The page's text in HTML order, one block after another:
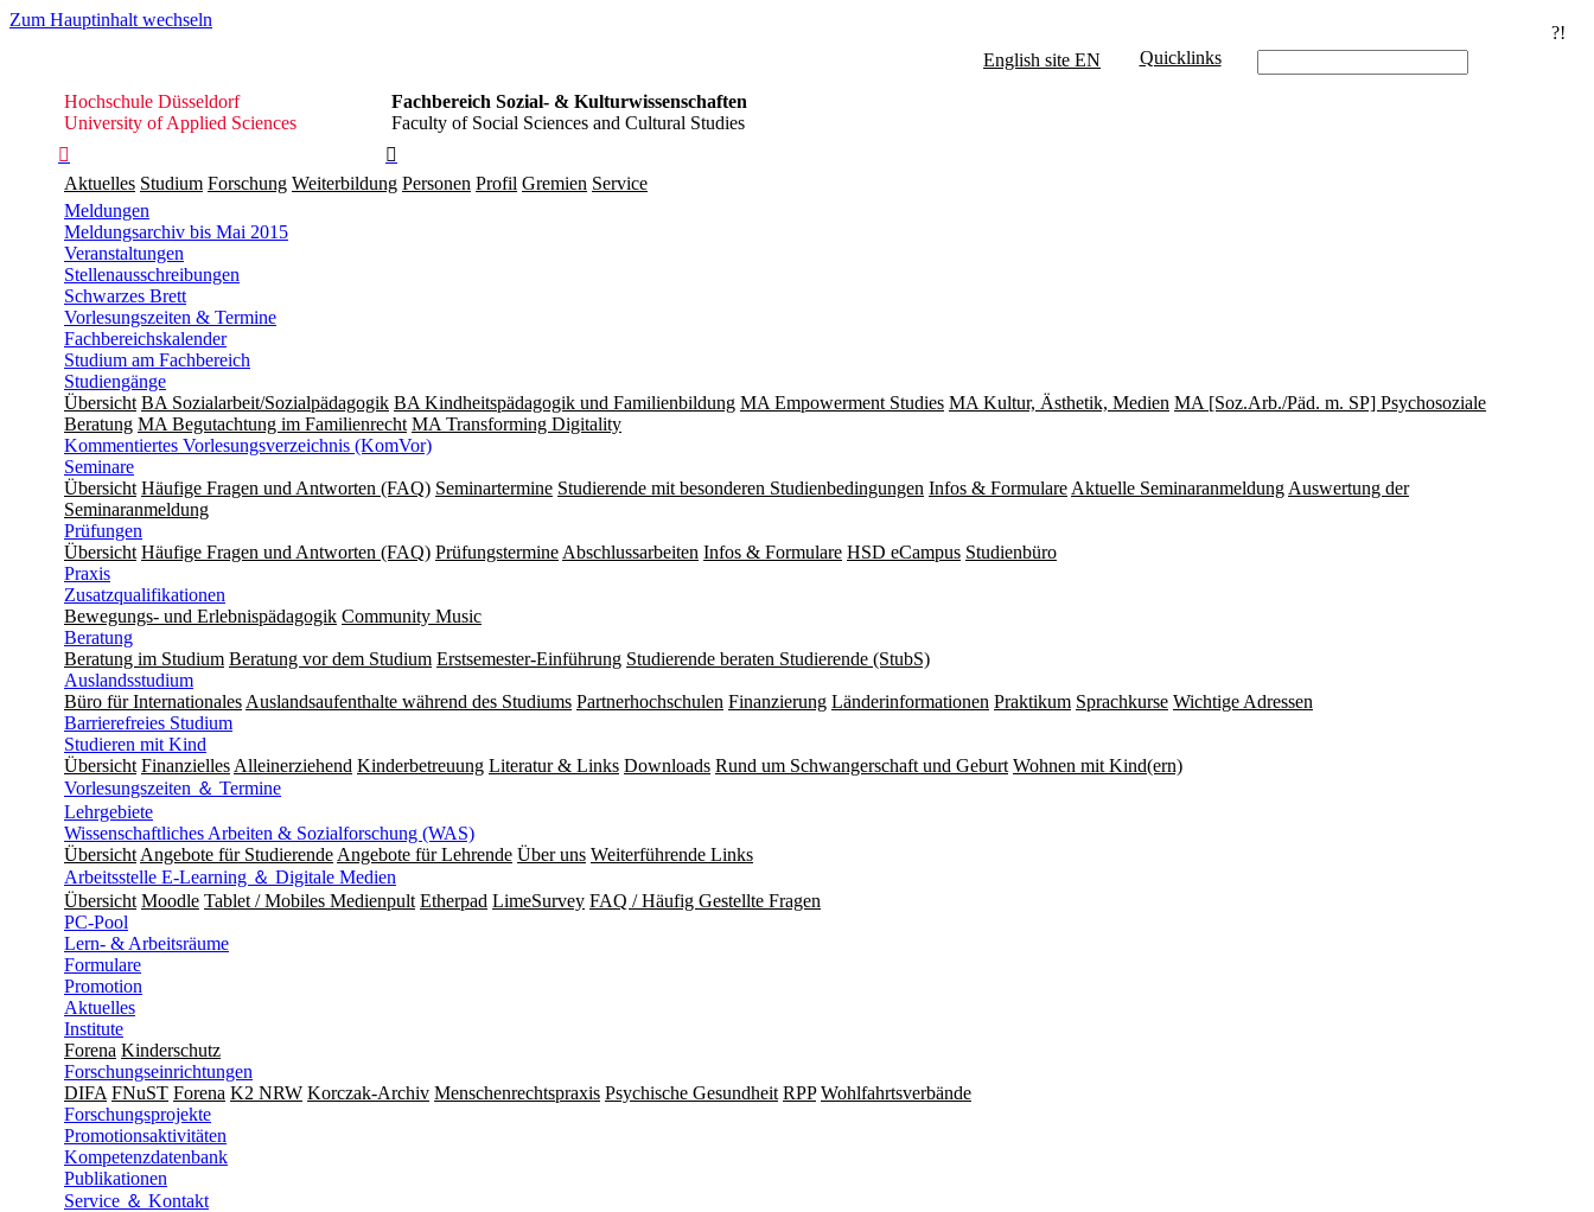
Zum Hauptinhalt wechseln
?!
Hochschule
Düsseldorf
Hochschule Düsseldorf
University of Applied Sciences
Fachbereich Sozial- & Kulturwissenschaften
Faculty of Social Sciences and Cultural Studies


English site EN Quicklinks
Aktuelles Studium Forschung Weiterbildung Personen Profil Gremien Service
Meldungen
Meldungsarchiv bis Mai 2015
Veranstaltungen
Stellenausschreibungen
Schwarzes Brett
Vorlesungszeiten & Termine
Fachbereichskalender
Studium am Fachbereich
Studiengänge
Übersicht BA Sozialarbeit/Sozialpädagogik BA Kindheitspädagogik und Familienbildung MA Empowerment Studies MA Kultur, Ästhetik, Medien MA [Soz.Arb./Päd. m. SP] Psychosoziale
Beratung MA Begut­ach­tung im Fami­lien­recht MA Transforming Digitality
Kommentiertes Vorlesungsverzeichnis (KomVor)
Seminare
Übersicht Häufige Fragen und Antworten (FAQ) Seminartermine Studierende mit besonderen Studienbedingungen Infos & Formulare Aktuelle Seminaranmeldung Auswertung der
Seminaranmeldung
Prüfungen
Übersicht Häufige Fragen und Antworten (FAQ) Prüfungstermine Abschlussarbeiten Infos & Formulare HSD eCampus Studienbüro
Praxis
Zusatzqualifikationen
Bewegungs- und Erlebnispädagogik Community Music
Beratung
Beratung im Studium Beratung vor dem Studium Erstsemester-Einführung Studierende beraten Studierende (StubS)
Auslandsstudium
Büro für Internationales Auslandsaufenthalte während des Studiums Partnerhochschulen Finanzierung Länderinformationen Praktikum Sprachkurse Wichtige Adressen
Barrierefreies Studium
Studieren mit Kind
Übersicht Finanzielles Alleinerziehend Kinderbetreuung Literatur & Links Downloads Rund um Schwangerschaft und Geburt Wohnen mit Kind(ern)
Vorlesungszeiten ＆ Termine
Lehrgebiete
Wissenschaftliches Arbeiten & Sozialforschung (WAS)
Übersicht Angebote für Studierende Angebote für Lehrende Über uns Weiterführende Links
Arbeitsstelle E-Learning ＆ Digitale Medien
Übersicht Moodle Tablet / Mobiles Medienpult Etherpad LimeSurvey FAQ / Häufig Gestellte Fragen
PC-Pool
Lern- & Arbeitsräume
Formulare
Promotion
Aktuelles
Institute
Forena Kinderschutz
Forschungseinrichtungen
DIFA FNuST Forena K2 NRW Korczak-Archiv Men­schen­rechts­praxis Psy­chische Gesund­heit RPP Wohlfahrts­verbände
Forschungsprojekte
Promotionsaktivitäten
Kompetenzdatenbank
Publikationen
Service ＆ Kontakt